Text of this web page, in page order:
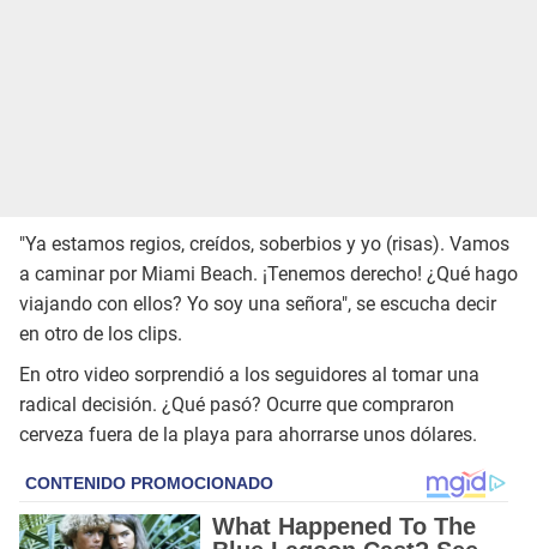
"Ya estamos regios, creídos, soberbios y yo (risas). Vamos
a caminar por Miami Beach. ¡Tenemos derecho! ¿Qué hago
viajando con ellos? Yo soy una señora", se escucha decir
en otro de los clips.
En otro video sorprendió a los seguidores al tomar una
radical decisión. ¿Qué pasó? Ocurre que compraron
cerveza fuera de la playa para ahorrarse unos dólares.